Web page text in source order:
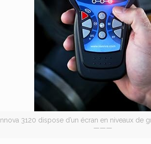
Innova 3120 dispose d’un écran en niveaux de
———